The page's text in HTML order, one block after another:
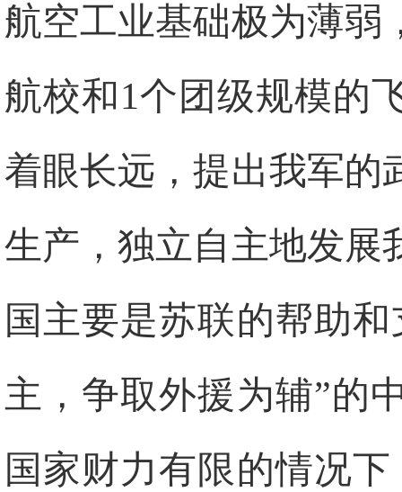
航空工业基础极为薄弱
航校和1个团级规模的
着眼长远，提出我军的
生产，独立自主地发展
国主要是苏联的帮助
主，争取外援为辅”的
国家财力有限的情况